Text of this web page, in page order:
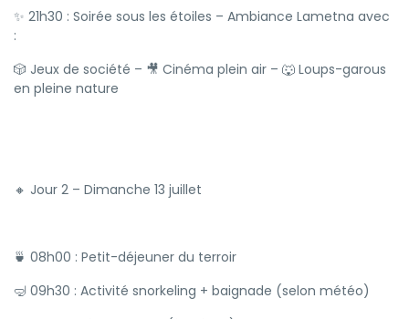
✨ 21h30 : Soirée sous les étoiles – Ambiance Lametna avec
:
🎲 Jeux de société – 🎥 Cinéma plein air – 🐺 Loups-garous
en pleine nature
🔸 Jour 2 – Dimanche 13 juillet
🍵 08h00 : Petit-déjeuner du terroir
🤿 09h30 : Activité snorkeling + baignade (selon météo)